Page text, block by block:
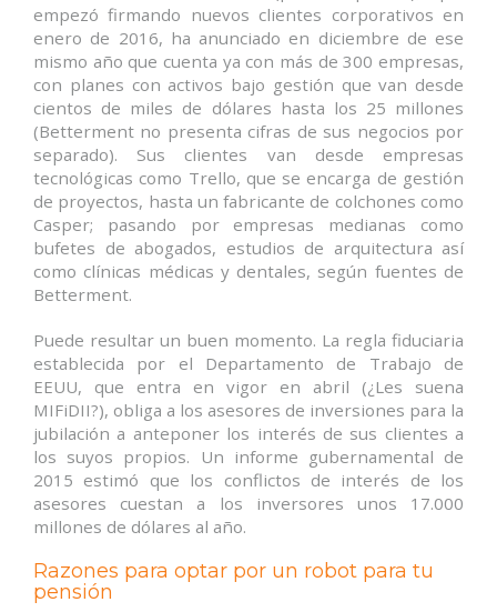
empezó firmando nuevos clientes corporativos en
enero de 2016, ha anunciado en diciembre de ese
mismo año que cuenta ya con más de 300 empresas,
con planes con activos bajo gestión que van desde
cientos de miles de dólares hasta los 25 millones
(Betterment no presenta cifras de sus negocios por
separado). Sus clientes van desde empresas
tecnológicas como Trello, que se encarga de gestión
de proyectos, hasta un fabricante de colchones como
Casper; pasando por empresas medianas como
bufetes de abogados, estudios de arquitectura así
como clínicas médicas y dentales, según fuentes de
Betterment.
Puede resultar un buen momento. La regla fiduciaria
establecida por el Departamento de Trabajo de
EEUU, que entra en vigor en abril (¿Les suena
MIFiDII?), obliga a los asesores de inversiones para la
jubilación a anteponer los interés de sus clientes a
los suyos propios. Un informe gubernamental de
2015 estimó que los conflictos de interés de los
asesores cuestan a los inversores unos 17.000
millones de dólares al año.
Razones para optar por un robot para tu
pensión